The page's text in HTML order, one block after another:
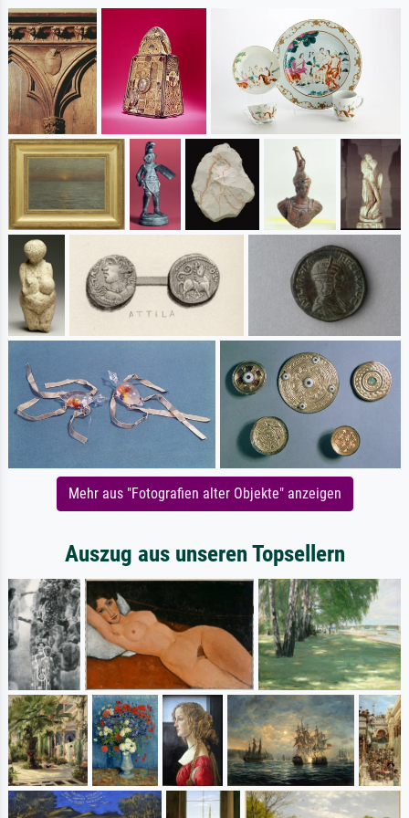
Mehr aus "Fotografien alter Objekte" anzeigen
Auszug aus unseren Topsellern